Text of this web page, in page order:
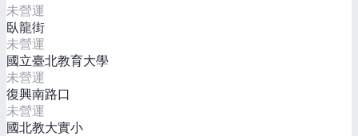
未營運
臥龍街
未營運
國立臺北教育大學
未營運
復興南路口
未營運
國北教大實小